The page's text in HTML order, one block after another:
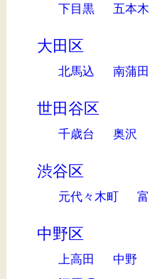
下目黒 五本木
大田区
北馬込 南蒲田
世田谷区
千歳台 奥沢
渋谷区
元代々木町
中野区
上高田 中野